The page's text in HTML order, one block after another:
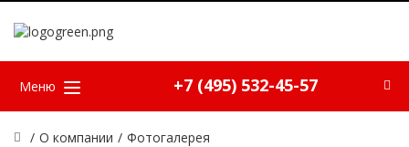
Меню +7 (495) 532-45-57
/ О компании / Фотогалерея